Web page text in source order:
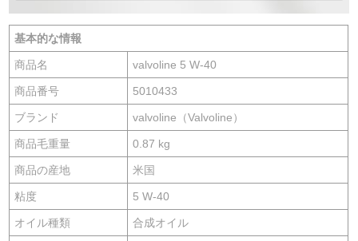
基本的な情報
商品名 valvoline 5 W-40
商品番号 5010433
ブランド valvoline（Valvoline）
商品毛重量 0.87 kg
商品の産地 米国
粘度 5 W-40
オイル種類 合成オイル